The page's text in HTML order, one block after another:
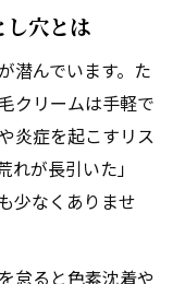
し穴とは
潜んでいます。た
クリームは手軽で
炎症を起こすリス
が長引いた」
少なくありませ
怠ると色素沈着や